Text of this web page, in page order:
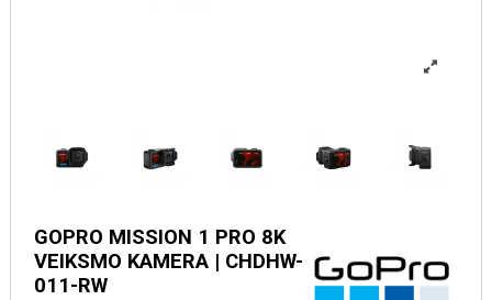
GOPRO MISSION 1 PRO 8K
VEIKSMO KAMERA | CHDHW-
011-RW